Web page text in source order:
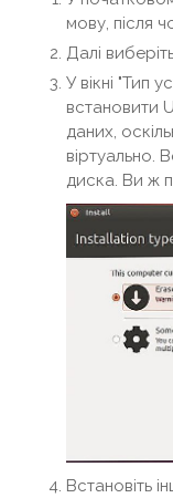
мову, після
Далі
У вікні "Тип
встановити
даних,
віртуально.
диска. Ви ж
Встановіть